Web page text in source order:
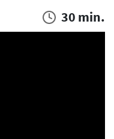
30 min.